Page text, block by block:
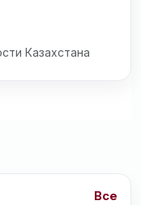
Казахстана
Все